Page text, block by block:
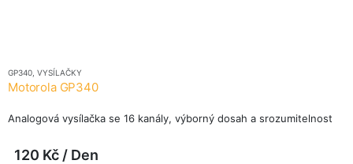
GP340 VYSÍLAČKY
Motorola GP340
Analogová vysílačka se 16 kanály, výborný dosah a srozumitelnost
120 Kč / Den